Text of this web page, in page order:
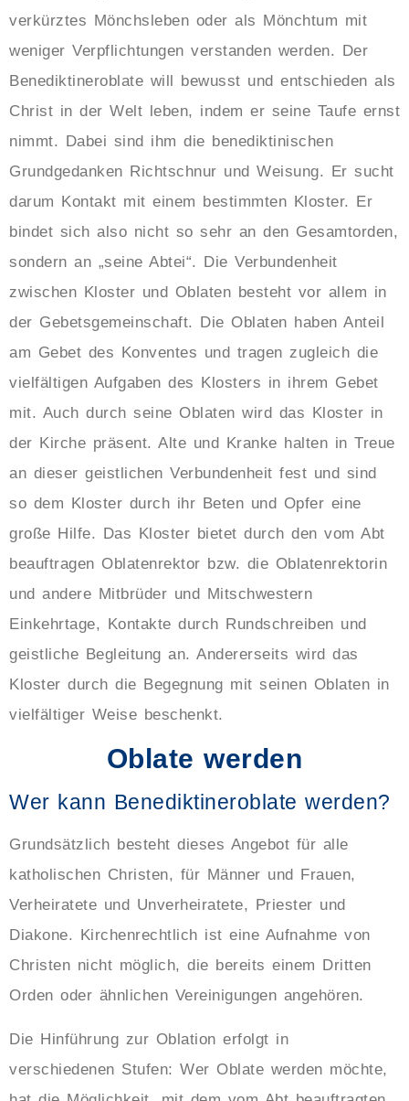
verkürztes Mönchsleben oder als Mönchtum mit
weniger Verpflichtungen verstanden werden. Der
Benediktineroblate will bewusst und entschieden als
Christ in der Welt leben, indem er seine Taufe ernst
nimmt. Dabei sind ihm die benediktinischen
Grundgedanken Richtschnur und Weisung. Er sucht
darum Kontakt mit einem bestimmten Kloster. Er
bindet sich also nicht so sehr an den Gesamtorden,
sondern an „seine Abtei“. Die Verbundenheit
zwischen Kloster und Oblaten besteht vor allem in
der Gebetsgemeinschaft. Die Oblaten haben Anteil
am Gebet des Konventes und tragen zugleich die
vielfältigen Aufgaben des Klosters in ihrem Gebet
mit. Auch durch seine Oblaten wird das Kloster in
der Kirche präsent. Alte und Kranke halten in Treue
an dieser geistlichen Verbundenheit fest und sind
so dem Kloster durch ihr Beten und Opfer eine
große Hilfe. Das Kloster bietet durch den vom Abt
beauftragen Oblatenrektor bzw. die Oblatenrektorin
und andere Mitbrüder und Mitschwestern
Einkehrtage, Kontakte durch Rundschreiben und
geistliche Begleitung an. Andererseits wird das
Kloster durch die Begegnung mit seinen Oblaten in
vielfältiger Weise beschenkt.
Oblate werden
Wer kann Benediktineroblate werden?
Grundsätzlich besteht dieses Angebot für alle
katholischen Christen, für Männer und Frauen,
Verheiratete und Unverheiratete, Priester und
Diakone. Kirchenrechtlich ist eine Aufnahme von
Christen nicht möglich, die bereits einem Dritten
Orden oder ähnlichen Vereinigungen angehören.
Die Hinführung zur Oblation erfolgt in
verschiedenen Stufen: Wer Oblate werden möchte,